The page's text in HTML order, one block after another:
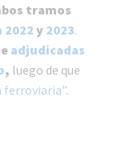
tramos
2022y 2023.
adjudicadas
, luego de que
ferroviaria”.